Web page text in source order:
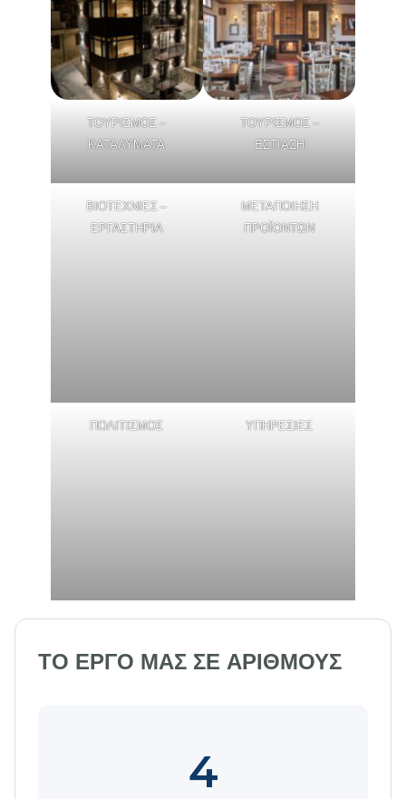
ΤΟΥΡΙΣΜΟΣ –
ΚΑΤΑΛΥΜΑΤΑ
ΤΟΥΡΙΣΜΟΣ –
ΕΣΤΙΑΣΗ
ΒΙΟΤΕΧΝΙΕΣ –
ΕΡΓΑΣΤΗΡΙΑ
ΜΕΤΑΠΟΙΗΣΗ
ΠΡΟΪΟΝΤΩΝ
ΠΟΛΙΤΙΣΜΟΣ ΥΠΗΡΕΣΙΕΣ
ΤΟ ΕΡΓΟ ΜΑΣ ΣΕ ΑΡΙΘΜΟΥΣ
4